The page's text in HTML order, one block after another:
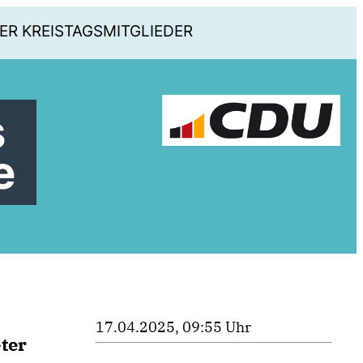
KREISTAGSMITGLIEDER
17.04.2025, 09:55 Uhr